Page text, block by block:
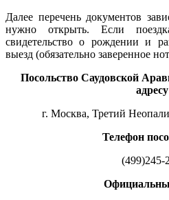
Далее перечень документов
нужно открыть. Если
свидетельство о рождении и
выезд (обязательно заверенное
Посольство Саудовской
г. Москва, Третий
Телефон
(499)245-